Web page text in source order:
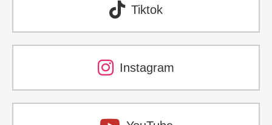
Tiktok
Instagram